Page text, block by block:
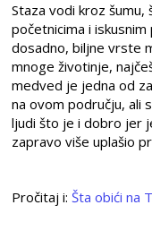
Staza vodikroz šumu,
početnicima i iskusnim
dosadno,biljne vrste
mnoge životinje,
medved je jedna od
naovompodručju, ali
ljudi što je i dobro jer
zapravo više uplašio
Pročitaj i: Šta obići na